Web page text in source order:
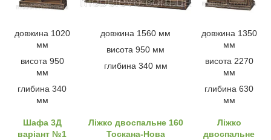
довжина 1020
мм
висота 950
мм
глибина 340
мм
довжина 1560 мм
висота 950 мм
глибина 340 мм
довжина 1350
мм
висота 2270
мм
глибина 630
мм
Шафа 3Д
варіант №1
Ліжко двоспальне 160
Тоскана-Нова
Ліжко
двоспальне